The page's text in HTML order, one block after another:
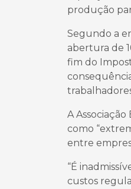
produção
Segundo a
abertura de
fim do
A
como
entre
“É
custos